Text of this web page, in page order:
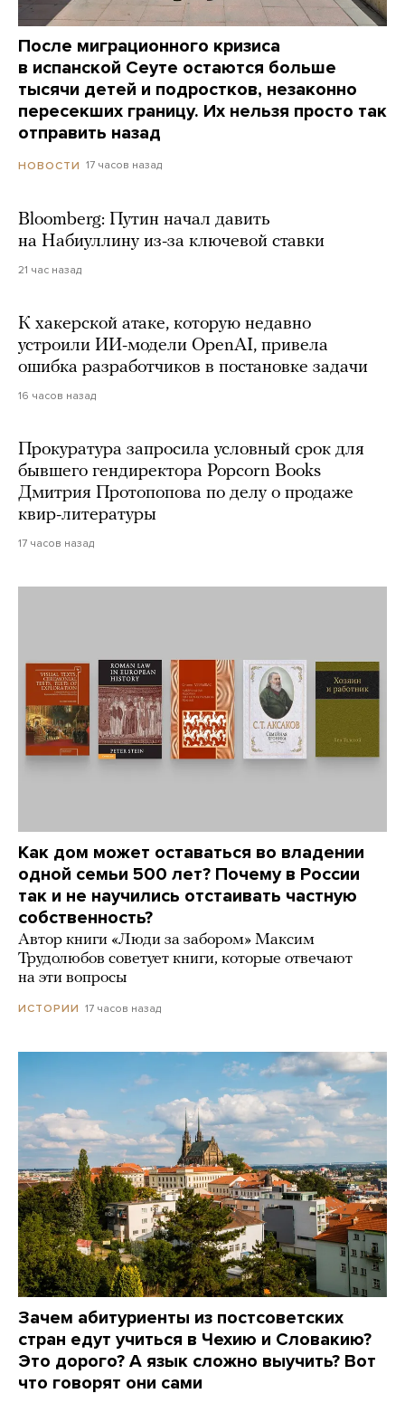
После миграционного кризиса
в испанской Сеуте остаются больше
тысячи детей и подростков, незаконно
пересекших границу. Их нельзя просто так
отправить назад
НОВОСТИ 17 часов назад
Bloomberg: Путин начал давить
на Набиуллину из-за ключевой ставки
21 час назад
К хакерской атаке, которую недавно
устроили ИИ-модели OpenAI, привела
ошибка разработчиков в постановке задачи
16 часов назад
Прокуратура запросила условный срок для
бывшего гендиректора Popcorn Books
Дмитрия Протопопова по делу о продаже
квир-литературы
17 часов назад
Как дом может оставаться во владении
одной семьи 500 лет? Почему в России
так и не научились отстаивать частную
собственность?
Автор книги «Люди за забором» Максим
Трудолюбов советует книги, которые отвечают
на эти вопросы
ИСТОРИИ 17 часов назад
Зачем абитуриенты из постсоветских
стран едут учиться в Чехию и Словакию?
Это дорого? А язык сложно выучить? Вот
что говорят они сами